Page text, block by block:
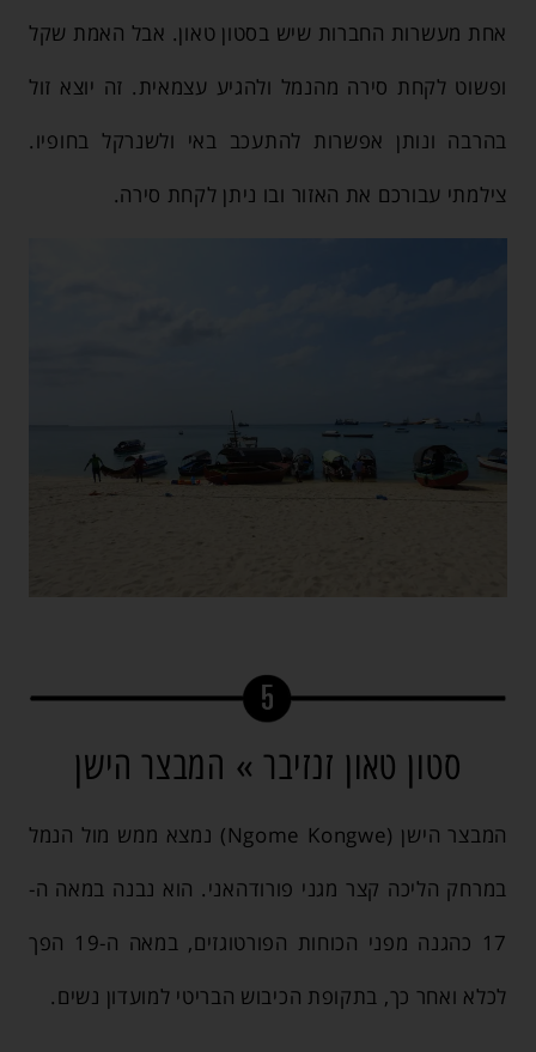
אחת מעשרות החברות שיש בסטון טאון. אבל האמת שקל
ופשוט לקחת סירה מהנמל ולהגיע עצמאית. זה יוצא זול
בהרבה ונותן אפשרות להתעכב באי ולשנרקל בחופיו.
צילמתי עבורכם את האזור ובו ניתן לקחת סירה.
סטון טאון זנזיבר » המבצר הישן
המבצר הישן (Ngome Kongwe) נמצא ממש מול הנמל
במרחק הליכה קצר מגני פורודהאני. הוא נבנה במאה ה-
17 כהגנה מפני הכוחות הפורטוגזים, במאה ה-19 הפך
לכלא ואחר כך, בתקופת הכיבוש הבריטי למועדון נשים.